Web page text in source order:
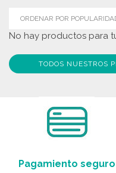
No hay productos para
TODOS NUESTROS
Pagamiento seguro